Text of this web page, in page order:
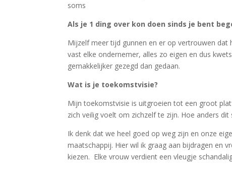
soms
Als je 1 ding over kon doen sinds je bent
Mijzelf meer tijd gunnen en er op vertrouwen dat
vast elke ondernemer, alles zo eigen en dus
gemakkelijker gezegd dan gedaan.
Wat is je toekomstvisie?
Mijn toekomstvisie is uitgroeien tot een groot
zich veilig voelt om zichzelf te zijn. Hoe anders dit
Ik denk dat we heel goed op weg zijn en onze
maatschappij. Hier wil ik graag aan bijdragen en
kiezen. Elke vrouw verdient een vleugje